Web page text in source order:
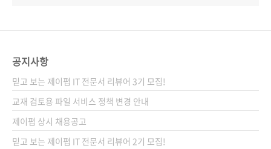
공지사항
믿고 보는 제이펍 IT 전문서 리뷰어 3기 모집!
교재 검토용 파일 서비스 정책 변경 안내
제이펍 상시 채용공고
믿고 보는 제이펍 IT 전문서 리뷰어 2기 모집!